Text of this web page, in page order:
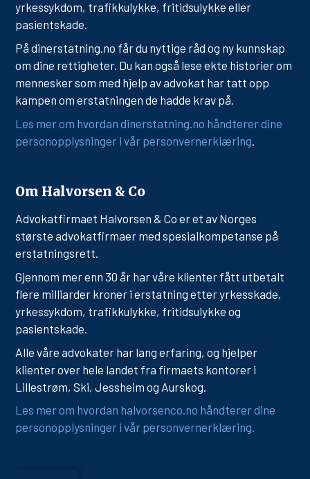
yrkessykdom, trafikkulykke, fritidsulykke eller
pasientskade.
På dinerstatning.no får du nyttige råd og ny kunnskap
om dine rettigheter. Du kan også lese ekte historier om
mennesker som med hjelp av advokat har tatt opp
kampen om erstatningen de hadde krav på.
Les mer om hvordan dinerstatning.no håndterer dine
personopplysninger i vår personvernerklæring
Om Halvorsen & Co
Advokatfirmaet Halvorsen & Co er et av Norges
største advokatfirmaer med spesialkompetanse på
erstatningsrett.
Gjennom mer enn 30 år har våre klienter fått utbetalt
flere milliarder kroner i erstatning etter yrkesskade,
yrkessykdom, trafikkulykke, fritidsulykke og
pasientskade.
Alle våre advokater har lang erfaring, og hjelper
klienter over hele landet fra firmaets kontorer i
Lillestrøm, Ski, Jessheim og Aurskog.
Les mer om hvordan halvorsenco.no håndterer dine
personopplysninger i vår personvernerklæring.